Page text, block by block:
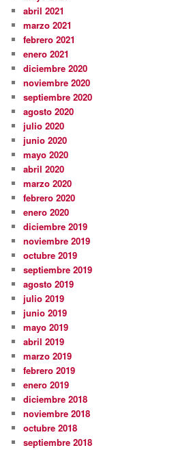
abril 2021
marzo 2021
febrero 2021
enero 2021
diciembre 2020
noviembre 2020
septiembre 2020
agosto 2020
julio 2020
junio 2020
mayo 2020
abril 2020
marzo 2020
febrero 2020
enero 2020
diciembre 2019
noviembre 2019
octubre 2019
septiembre 2019
agosto 2019
julio 2019
junio 2019
mayo 2019
abril 2019
marzo 2019
febrero 2019
enero 2019
diciembre 2018
noviembre 2018
octubre 2018
septiembre 2018